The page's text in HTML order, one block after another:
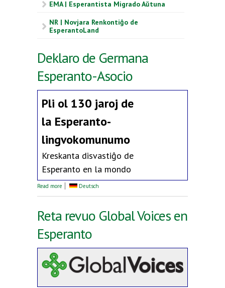
EMA | Esperantista Migrado Aŭtuna
NR | Novjara Renkontiĝo de
EsperantoLand
Deklaro de Germana
Esperanto-Asocio
Pli ol 130 jaroj de
la Esperanto-
lingvokomunumo
Kreskanta disvastiĝo de
Esperanto en la mondo
Read more about Deklaro de Germana Esperanto-Asocio
Deutsch
Reta revuo Global Voices en
Esperanto